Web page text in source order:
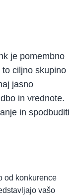
je pomembno
ciljno skupino
jasno
in vrednote.
in spodbuditi
od konkurence
vašo